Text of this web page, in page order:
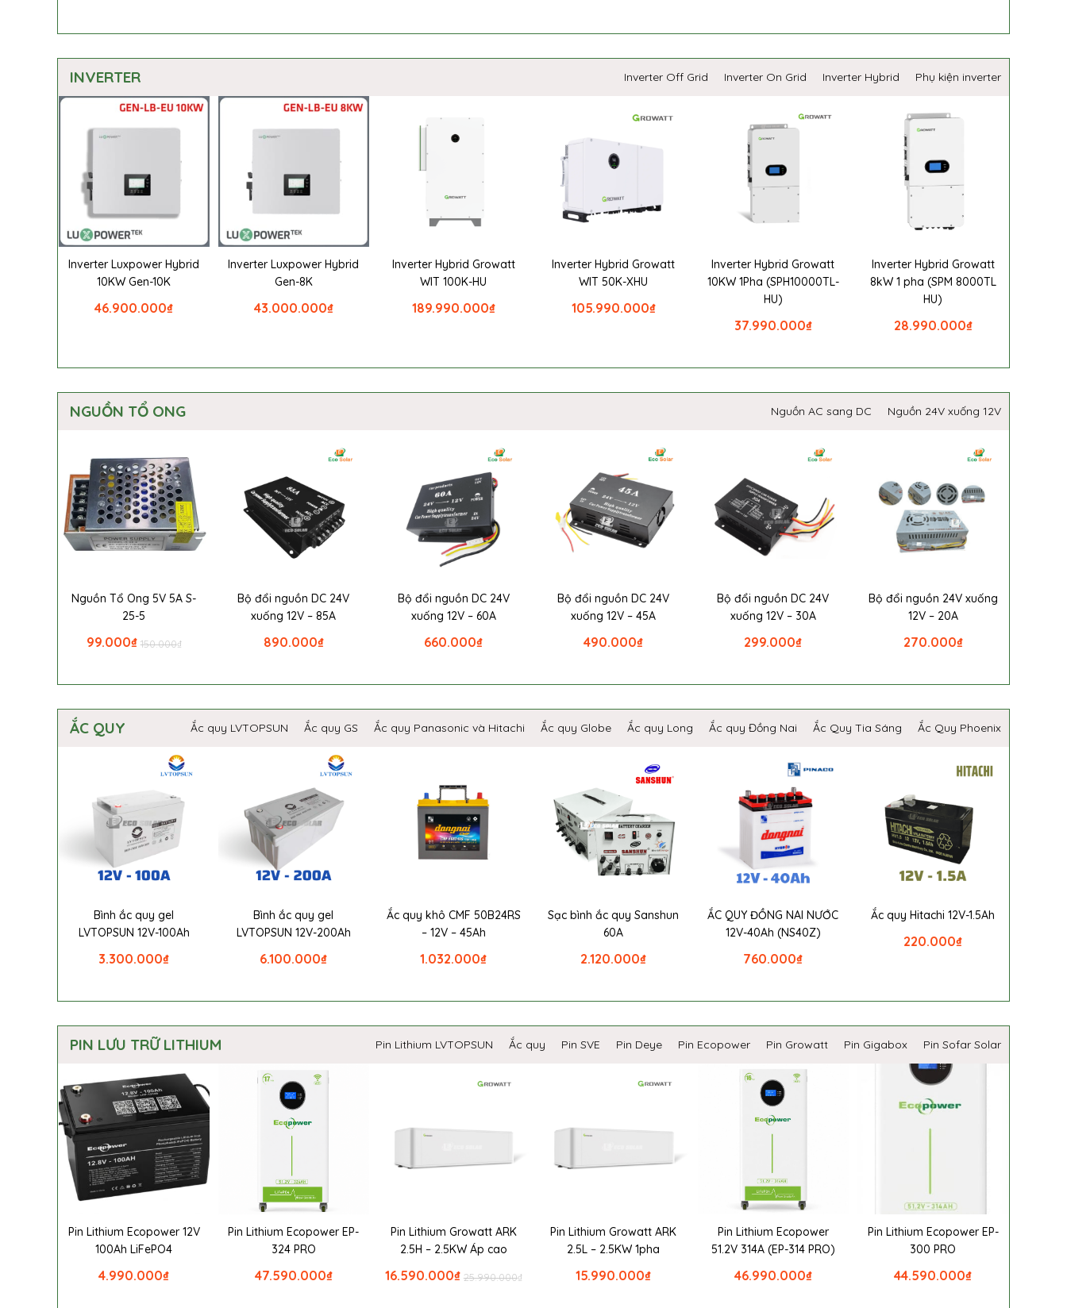
INVERTER Inverter Off Grid Inverter On Grid Inverter Hybrid Phụ kiện inverter
Inverter Luxpower Hybrid
10KW Gen-10K
₫
46.900.000
Inverter Luxpower Hybrid
Gen-8K
₫
43.000.000
Inverter Hybrid Growatt
WIT 100K-HU
₫
189.990.000
Inverter Hybrid Growatt
WIT 50K-XHU
₫
105.990.000
Inverter Hybrid Growatt
10KW 1Pha (SPH10000TL-
HU)
₫
37.990.000
Inverter Hybrid Growatt
8kW 1 pha (SPM 8000TL
HU)
₫
28.990.000
NGUỒN TỔ ONG Nguồn AC sang DC Nguồn 24V xuống 12V
Nguồn Tổ Ong 5V 5A S-
25-5
₫
150.000
₫
99.000
Bộ đổi nguồn DC 24V
xuống 12V – 85A
₫
890.000
Bộ đổi nguồn DC 24V
xuống 12V – 60A
₫
660.000
Bộ đổi nguồn DC 24V
xuống 12V – 45A
₫
490.000
Bộ đổi nguồn DC 24V
xuống 12V – 30A
₫
299.000
Bộ đổi nguồn 24V xuống
12V – 20A
₫
270.000
ẮC QUY Ắc quy LVTOPSUN Ắc quy GS Ắc quy Panasonic và Hitachi Ắc quy Globe Ắc quy Long Ắc quy Đồng Nai Ắc Quy Tia Sáng Ắc Quy Phoenix
Bình ắc quy gel
LVTOPSUN 12V-100Ah
₫
3.300.000
Bình ắc quy gel
LVTOPSUN 12V-200Ah
₫
6.100.000
Ắc quy khô CMF 50B24RS
– 12V – 45Ah
₫
1.032.000
Sạc bình ắc quy Sanshun
60A
₫
2.120.000
ẮC QUY ĐỒNG NAI NƯỚC
12V-40Ah (NS40Z)
₫
760.000
Ắc quy Hitachi 12V-1.5Ah
₫
220.000
PIN LƯU TRỮ LITHIUM Pin Lithium LVTOPSUN Ắc quy Pin SVE Pin Deye Pin Ecopower Pin Growatt Pin Gigabox Pin Sofar Solar
Pin Lithium Ecopower 12V
100Ah LiFePO4
₫
4.990.000
Pin Lithium Ecopower EP-
324 PRO
₫
47.590.000
Pin Lithium Growatt ARK
2.5H – 2.5KW Áp cao
₫
25.990.000
₫
16.590.000
Pin Lithium Growatt ARK
2.5L – 2.5KW 1pha
₫
15.990.000
Pin Lithium Ecopower
51.2V 314A (EP-314 PRO)
₫
46.990.000
Pin Lithium Ecopower EP-
300 PRO
₫
44.590.000